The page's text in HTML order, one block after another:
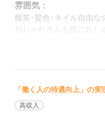
雰囲気：
服装･髪色･ネイル自由な
おしゃれさんも逆におし
私服で働けるのは最高で
多い年齢層
「働く人の待遇向上」の
高収入